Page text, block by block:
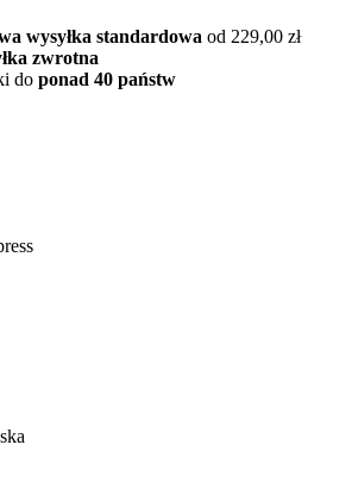
wysyłka standardowa od 229,00 zł
zwrotna
do ponad 40 państw